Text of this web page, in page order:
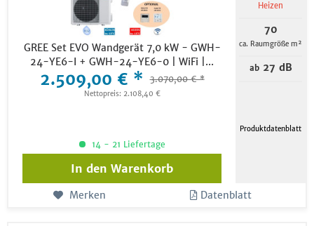
GREE Set EVO Wandgerät 7,0 kW - GWH-
24-YE6-I + GWH-24-YE6-0 | WiFi |...
2.509,00 € * 3.070,00 € *
Nettopreis: 2.108,40 €
Heizen
70
ca. Raumgröße m²
ab27 dB
Produktdatenblatt
14 - 21 Liefertage
In den Warenkorb
Merken Datenblatt